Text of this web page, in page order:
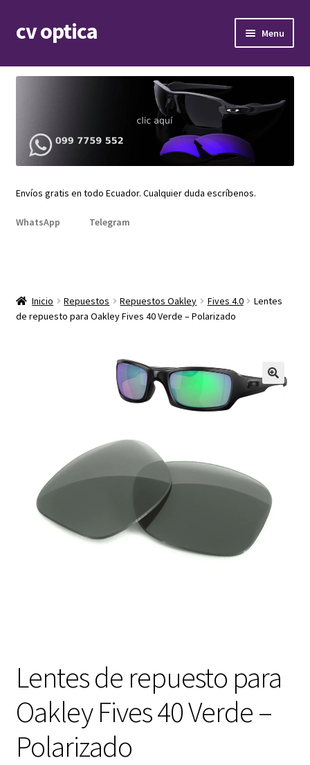
Skip
to
Skip
to
cv optica Menu
Armazones de lentes
child
menu
Expand
Repuestos
menu
Envíos gratis en todo Ecuador. Cualquier duda escríbenos.
WhatsApp Telegram
Inicio Repuestos Repuestos Oakley Fives 4.0
Lentes
de repuesto para Oakley Fives 40 Verde – Polarizado
Lentes de repuesto para
Oakley Fives 40 Verde –
Polarizado